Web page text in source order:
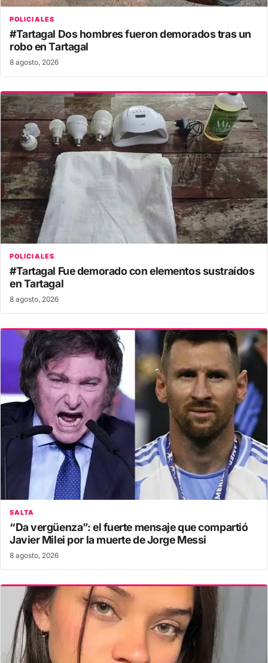
POLICIALES
#Tartagal Dos hombres fueron demorados tras un
robo en Tartagal
8 agosto, 2026
POLICIALES
#Tartagal Fue demorado con elementos sustraídos
en Tartagal
8 agosto, 2026
SALTA
“Da vergüenza”: el fuerte mensaje que compartió
Javier Milei por la muerte de Jorge Messi
8 agosto, 2026